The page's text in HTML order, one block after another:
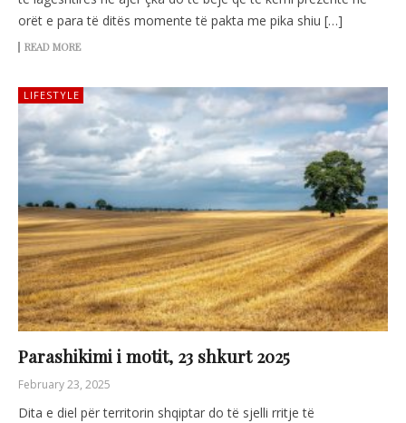
orët e para të ditës momente të pakta me pika shiu […]
READ MORE
LIFESTYLE
Parashikimi i motit, 23 shkurt 2025
February 23, 2025
Dita e diel për territorin shqiptar do të sjelli rritje të